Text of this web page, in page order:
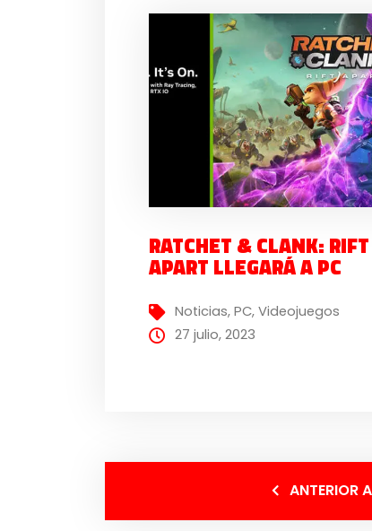
RATCHET & CLANK: RIFT
APART LLEGARÁ A PC
Noticias,PC,Videojuegos
27 julio, 2023
ANTERIOR